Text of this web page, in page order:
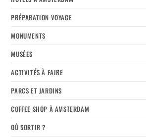
PRÉPARATION VOYAGE
MONUMENTS
MUSÉES
ACTIVITÉS À FAIRE
PARCS ET JARDINS
COFFEE SHOP À AMSTERDAM
OÙ SORTIR ?